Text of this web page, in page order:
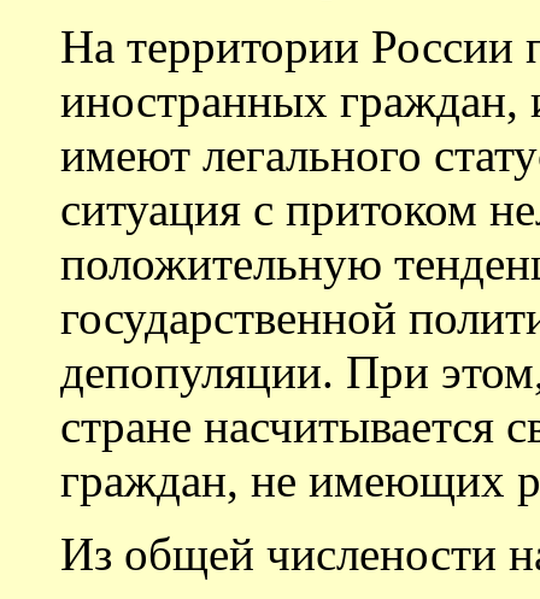
На территории
иностранных
имеют легального
ситуация с притоком
положительную
государственной
депопуляции. При
стране насчитывается
граждан, не имеющих
Из общей числености